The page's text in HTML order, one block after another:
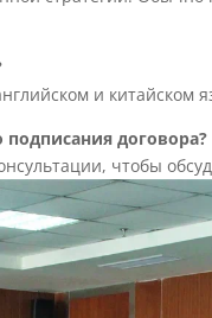
и китайском
договора?
чтобы